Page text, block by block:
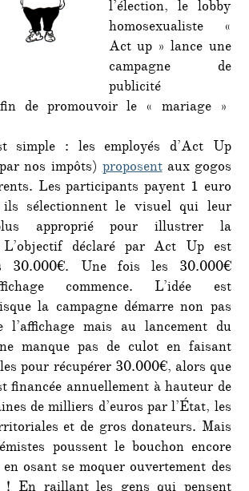
l’élection, le lobby
homosexualiste «
Act up » lance une
campagne de
publicité
de promouvoir le « mariage »
simple : les employés d’Act Up
nos impôts)proposentaux gogos
Les participants payent 1 euro
sélectionnent le visuel qui leur
approprié pour illustrer la
L’objectif déclaré par Act Up est
30.000€. Une fois les 30.000€
commence. L’idée est
la campagne démarre non pas
l’affichage mais au lancement du
manque pas de culot en faisant
pour récupérer 30.000€, alors que
financée annuellement à hauteur de
de milliers d’euros par l’État, les
et de gros donateurs. Mais
poussent le bouchon encore
osant se moquer ouvertement des